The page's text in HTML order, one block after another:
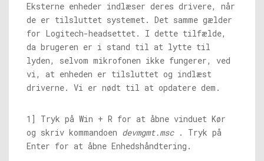
Eksterne enheder indlæser deres drivere, når
de er tilsluttet systemet. Det samme gælder
for Logitech-headsettet. I dette tilfælde,
da brugeren er i stand til at lytte til
lyden, selvom mikrofonen ikke fungerer, ved
vi, at enheden er tilsluttet og indlæst
driverne. Vi er nødt til at opdatere dem.
1] Tryk på Win + R for at åbne vinduet Kør
og skriv kommandoen devmgmt.msc. Tryk på
Enter for at åbne Enhedshåndtering.